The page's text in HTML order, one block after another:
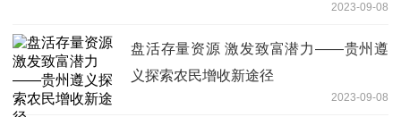
2023-09-08
盘活存量资源 激发致富潜力——贵州遵
义探索农民增收新途径
2023-09-08